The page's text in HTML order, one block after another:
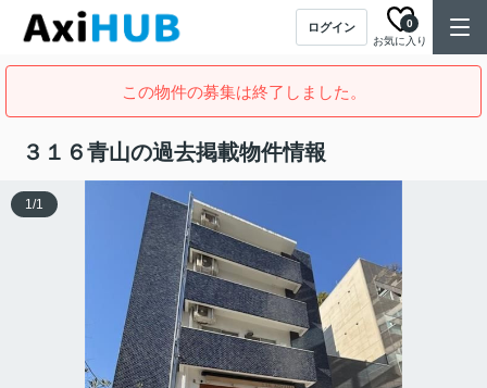
ログイン
お気に入り
0
この物件の募集は終了しました。
３１６青山の過去掲載物件情報
1/1